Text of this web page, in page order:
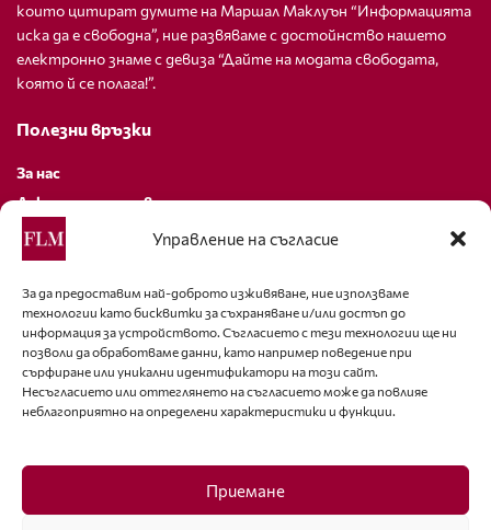
Управление на съгласие
За да предоставим най-доброто изживяване, ние използваме
технологии като бисквитки за съхраняване и/или достъп до
информация за устройството. Съгласието с тези технологии ще ни
позволи да обработваме данни, като например поведение при
сърфиране или уникални идентификатори на този сайт.
Несъгласието или оттеглянето на съгласието може да повлияе
неблагоприятно на определени характеристики и функции.
Приемане
които цитират думите на Маршал Маклуън “Информацията
иска да е свободна”, ние развяваме с достойнство нашето
електронно знаме с девиза “Дайте на модата свободата,
която й се полага!”.
Полезни връзки
За нас
Декларация за поверителност
Политика за бисквитки
За контакти
editor@fashion-lifestyle.net
+359 88 227 33 47
Последвайте ни
Facebook